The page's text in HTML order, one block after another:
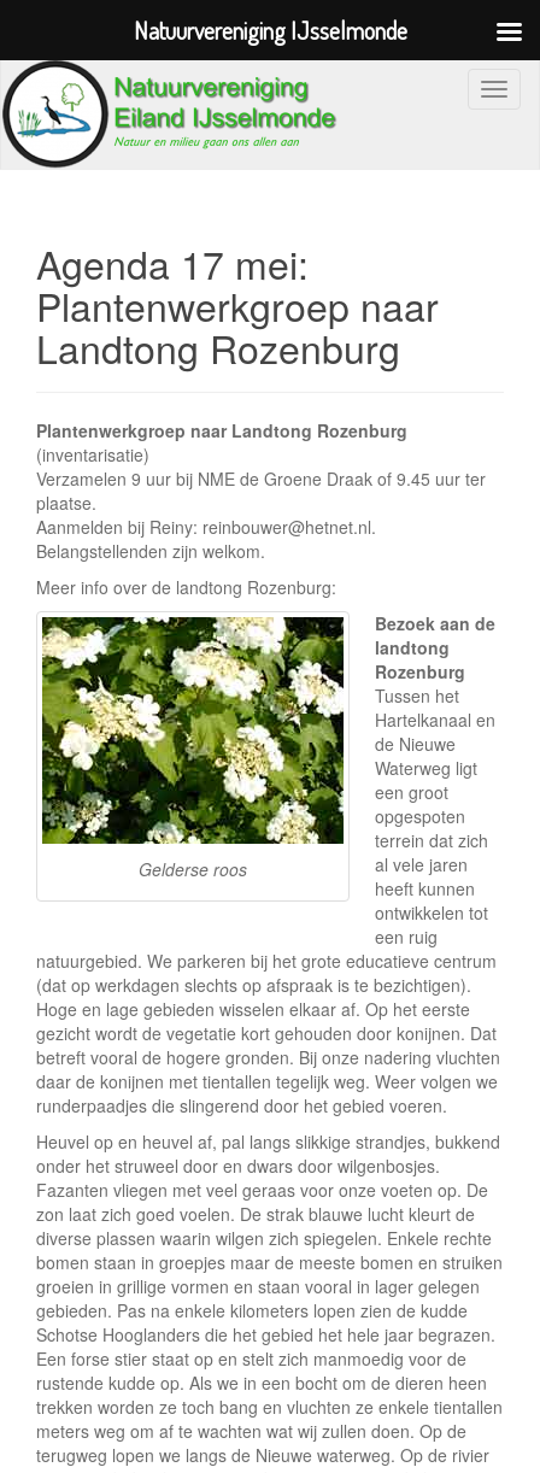
S
Agenda 17 mei:
Plantenwerkgroep naar
Landtong Rozenburg
Plantenwerkgroep naar Landtong Rozenburg
(inventarisatie)
Verzamelen 9 uur bij NME de Groene Draak of 9.45 uur ter
plaatse.
Aanmelden bij Reiny: reinbouwer@hetnet.nl.
Belangstellenden zijn welkom.
Meer info over de landtong Rozenburg:
Gelderse roos
Bezoek aan de
landtong
Rozenburg
Tussen het
Hartelkanaal en
de Nieuwe
Waterweg ligt
een groot
opgespoten
terrein dat zich
al vele jaren
heeft kunnen
ontwikkelen tot
een ruig
natuurgebied. We parkeren bij het grote educatieve centrum
(dat op werkdagen slechts op afspraak is te bezichtigen).
Hoge en lage gebieden wisselen elkaar af. Op het eerste
gezicht wordt de vegetatie kort gehouden door konijnen. Dat
betreft vooral de hogere gronden. Bij onze nadering vluchten
daar de konijnen met tientallen tegelijk weg. Weer volgen we
runderpaadjes die slingerend door het gebied voeren.
Heuvel op en heuvel af, pal langs slikkige strandjes, bukkend
onder het struweel door en dwars door wilgenbosjes.
Fazanten vliegen met veel geraas voor onze voeten op. De
zon laat zich goed voelen. De strak blauwe lucht kleurt de
diverse plassen waarin wilgen zich spiegelen. Enkele rechte
bomen staan in groepjes maar de meeste bomen en struiken
groeien in grillige vormen en staan vooral in lager gelegen
gebieden. Pas na enkele kilometers lopen zien de kudde
Schotse Hooglanders die het gebied het hele jaar begrazen.
Een forse stier staat op en stelt zich manmoedig voor de
rustende kudde op. Als we in een bocht om de dieren heen
trekken worden ze toch bang en vluchten ze enkele tientallen
meters weg om af te wachten wat wij zullen doen. Op de
terugweg lopen we langs de Nieuwe waterweg. Op de rivier
Natuurvereniging IJsselmonde